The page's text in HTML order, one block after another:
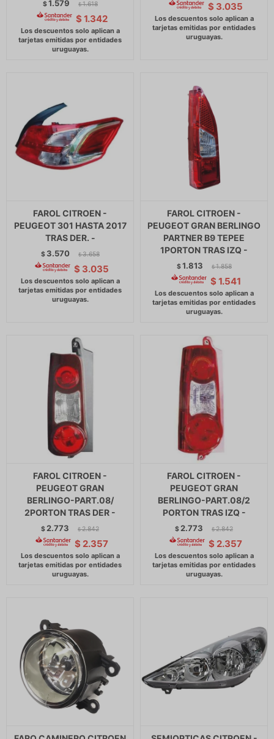
$1.579 $ 1.618
$ 1.342
$ 3.035
FAROL CITROEN -
PEUGEOT 301 HASTA 2017
TRAS DER. -
$ 3.570 $ 3.658
$ 3.035
FAROL CITROEN -
PEUGEOT GRAN BERLINGO
PARTNER B9 TEPEE
1PORTON TRAS IZQ -
$1.813 $ 1.858
$ 1.541
FAROL CITROEN -
PEUGEOT GRAN
BERLINGO-PART.08/
2PORTON TRAS DER -
$ 2.773 $ 2.842
$ 2.357
FAROL CITROEN -
PEUGEOT GRAN
BERLINGO-PART.08/2
PORTON TRAS IZQ -
$ 2.773 $ 2.842
$ 2.357